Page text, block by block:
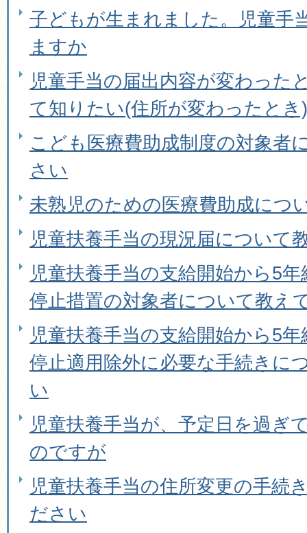
子どもが生まれました。児童手
ますか
児童手当の届出内容が変わった
て知りたい(住所が変わったとき)
こども医療費助成制度の対象者
さい
未熟児のための医療費助成につ
児童扶養手当の現況届について
児童扶養手当の支給開始から5
停止措置の対象者について教え
児童扶養手当の支給開始から5
停止適用除外に必要な手続きに
い
児童扶養手当が、予定日を過ぎ
のですが
児童扶養手当の住所変更の手続
ださい